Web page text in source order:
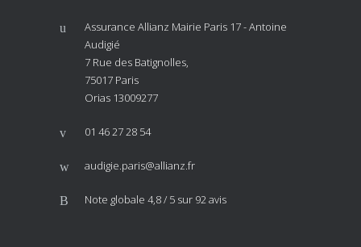
Assurance Allianz Mairie Paris 17 - Antoine
Audigié
7 Rue des Batignolles,
75017 Paris
Orias 13009277
01 46 27 28 54
audigie.paris@allianz.fr
Note globale 4,8 / 5 sur 92 avis